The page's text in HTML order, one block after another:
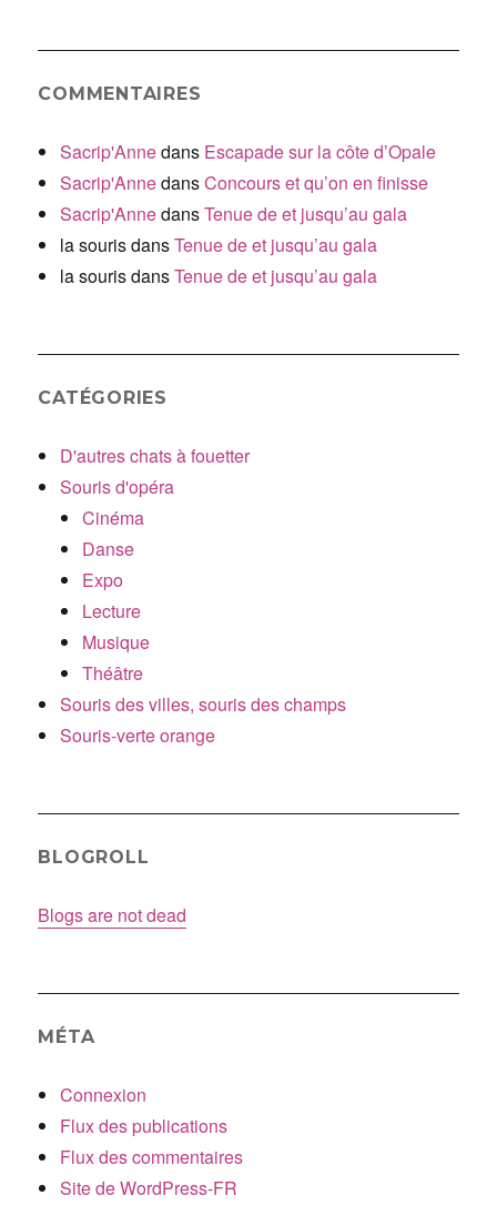
COMMENTAIRES
Sacrip'Annedans Escapade sur la côte d’Opale
Sacrip'AnnedansConcours et qu’on en finisse
Sacrip'AnnedansTenue de et jusqu’au gala
la sourisdansTenue de et jusqu’au gala
la sourisdansTenue de et jusqu’au gala
CATÉGORIES
D'autres chats à fouetter
Souris d'opéra
Cinéma
Danse
Expo
Lecture
Musique
Théâtre
Souris des villes, souris des champs
Souris-verte orange
BLOGROLL
Blogs are not dead
MÉTA
Connexion
Flux des publications
Flux des commentaires
Site de WordPress-FR